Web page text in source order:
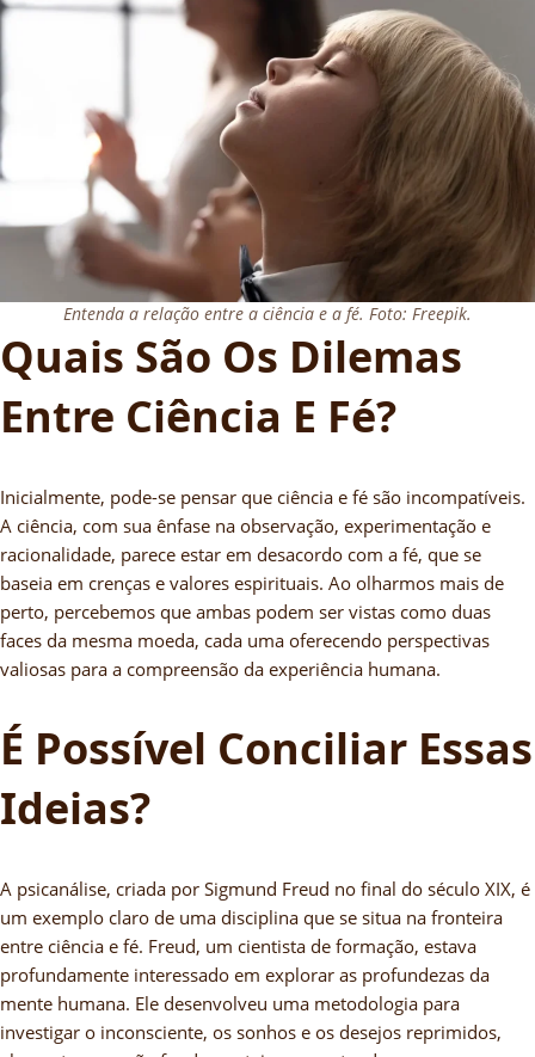
Entenda a relação entre a ciência e a fé. Foto: Freepik.
Quais São Os Dilemas
Entre Ciência E Fé?
Inicialmente, pode-se pensar que ciência e fé são incompatíveis.
A ciência, com sua ênfase na observação, experimentação e
racionalidade, parece estar em desacordo com a fé, que se
baseia em crenças e valores espirituais. Ao olharmos mais de
perto, percebemos que ambas podem ser vistas como duas
faces da mesma moeda, cada uma oferecendo perspectivas
valiosas para a compreensão da experiência humana.
É Possível Conciliar Essas
Ideias?
A psicanálise, criada por Sigmund Freud no final do século XIX, é
um exemplo claro de uma disciplina que se situa na fronteira
entre ciência e fé. Freud, um cientista de formação, estava
profundamente interessado em explorar as profundezas da
mente humana. Ele desenvolveu uma metodologia para
investigar o inconsciente, os sonhos e os desejos reprimidos,